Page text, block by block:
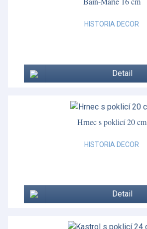
HISTORIA DECOR
Detail
Hrnec s poklicí 20 cm
HISTORIA DECOR
Detail